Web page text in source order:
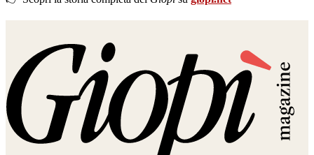
Giopì Magazine